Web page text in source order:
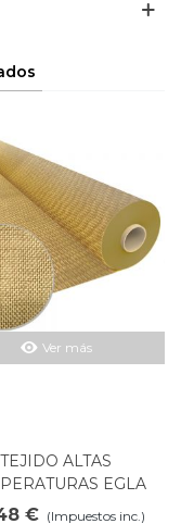
Ver más
TEJIDO ALTAS
EGLA
1000V
€ (Impuestos inc.)